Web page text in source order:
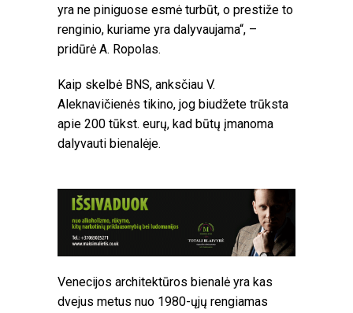
yra ne piniguose esmė turbūt, o prestiže to
renginio, kuriame yra dalyvaujama“, –
pridūrė A. Ropolas.
Kaip skelbė BNS, anksčiau V.
Aleknavičienės tikino, jog biudžete trūksta
apie 200 tūkst. eurų, kad būtų įmanoma
dalyvauti bienalėje.
Venecijos architektūros bienalė yra kas
dvejus metus nuo 1980-ųjų rengiamas